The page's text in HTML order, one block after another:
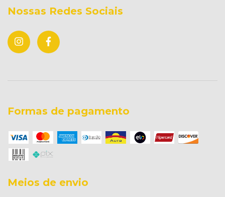
Nossas Redes Sociais
Formas de pagamento
Meios de envio